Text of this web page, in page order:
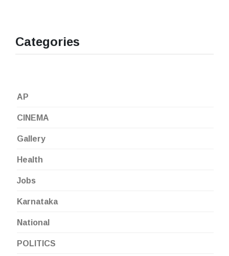
Categories
AP
CINEMA
Gallery
Health
Jobs
Karnataka
National
POLITICS